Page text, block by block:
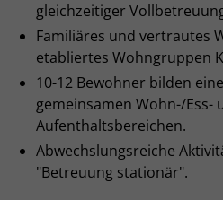
gleichzeitiger
Familiäres und vertrautes
etabliertes Wohngruppen
10-12 Bewohner bilden
gemeinsamen Wohn-/Ess-
Aufenthaltsbereichen.
Abwechslungsreiche
"Betreuung stationär".